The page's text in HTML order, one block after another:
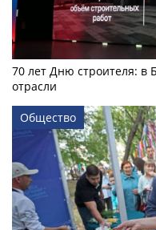
70 лет Дню строителя: в
отрасли
Общество